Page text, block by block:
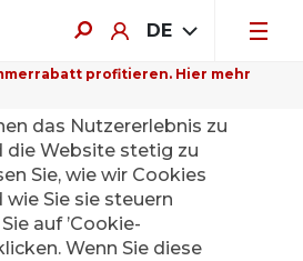
DE
profitieren. Hier mehr
verwenden wir
das Nutzererlebnis zu
die Website stetig zu
Sie, wie wir Cookies
Sie sie steuern
auf ’Cookie-
Wenn Sie diese